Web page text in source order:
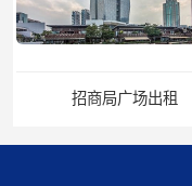
招商局广场出租